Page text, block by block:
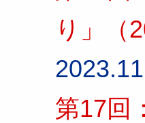
り」（
第17回